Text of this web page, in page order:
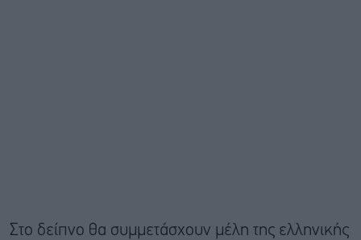
Στο δείπνο θα συμμετάσχουν μέλη της ελληνικής